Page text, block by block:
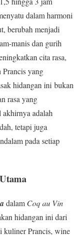
dalam harmoni
berubah menjadi
manis dan gurih
cita rasa,
yang
hidangan ini bukan
rasa yang
adalah
tetapi juga
pada setiap
dalam Coq au Vin
hidangan ini dari
kuliner Prancis, wine